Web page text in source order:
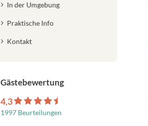
In der Umgebung
Praktische Info
Kontakt
Gästebewertung
4,3
1997 Beurteilungen